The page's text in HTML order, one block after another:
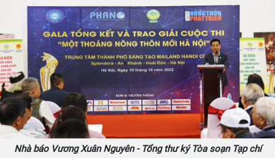
Nhà báo Vương Xuân Nguyên - Tổng thư ký Tòa soạn Tạp chí